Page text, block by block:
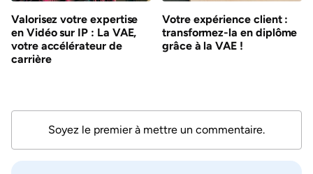
Valorisez votre expertise
en Vidéo sur IP : La VAE,
votre accélérateur de
carrière
Votre expérience client :
transformez-la en diplôme
grâce à la VAE !
Soyez le premier à mettre un commentaire.